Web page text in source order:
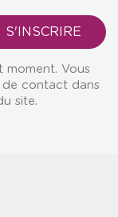
moment. Vous
contact dans
site.